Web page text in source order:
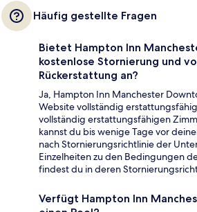
Häufig gestellte Fragen
Bietet Hampton Inn
kostenlose Stornierung und
Rückerstattung an?
Ja, Hampton Inn Manchester
Website vollständig
vollständig erstattungsfähigen
kannst du bis wenige Tage vor
nach Stornierungsrichtlinie der
Einzelheiten zu den Bedingungen
findest du in deren
Verfügt Hampton Inn